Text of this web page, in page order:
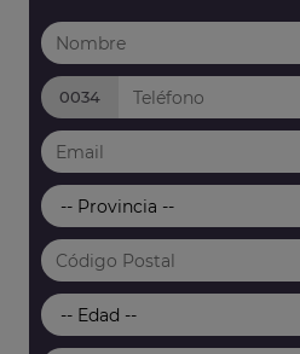
0034